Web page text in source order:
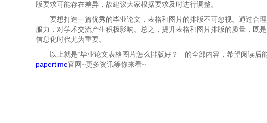
版要求可能存在差异，故建议大家根据要求及时进行调整。
要想打造一篇优秀的毕业论文，表格和图片的排版不可忽视。通过合
服力，对学术交流产生积极影响。总之，提升表格和图片排版的质量，既
信息化时代尤为重要。
以上就是“毕业论文表格图片怎么排版好？ ”的全部内容，希望阅读后
papertime官网~更多资讯等你来看~